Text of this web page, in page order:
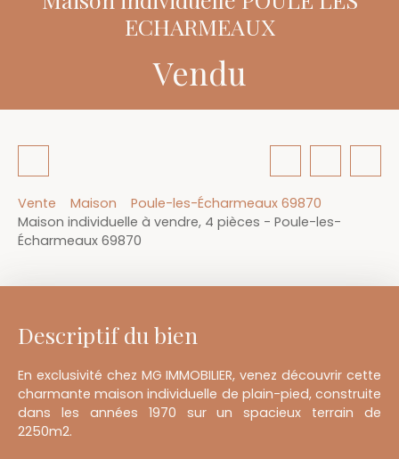
ECHARMEAUX
Vendu
Vente Maison
Poule-les-Écharmeaux 69870
Maison individuelle à vendre, 4 pièces - Poule-les-
Écharmeaux 69870
Descriptif du bien
En exclusivité chez MG IMMOBILIER, venez découvrir cette
charmante maison individuelle de plain-pied, construite
dans les années 1970 sur un spacieux terrain de
2250m2.